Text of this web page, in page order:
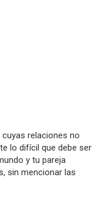
relaciones no
lo difícil que debe ser
y tu pareja
sin mencionar las